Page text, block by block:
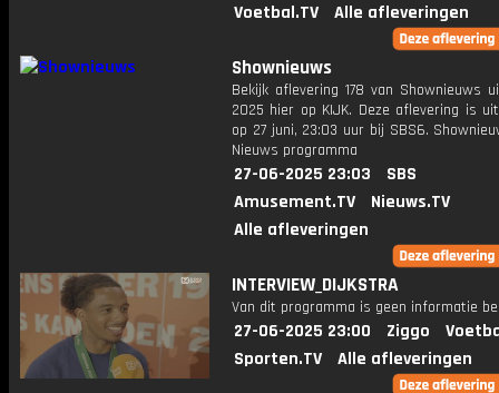
Voetbal.TV
Alle afleveringen
Shownieuws
Bekijk aflevering 178 van Shownieuws
2025 hier op KIJK. Deze aflevering is
op 27 juni, 23:03 uur bij SBS6.
Nieuws programma
27-06-2025 23:03
SBS
Amusement.TV
Nieuws.TV
Alle afleveringen
INTERVIEW_DIJKSTRA
Van dit programma is geen informatie
27-06-2025 23:00 Ziggo
Sporten.TV
Alle afleveringen